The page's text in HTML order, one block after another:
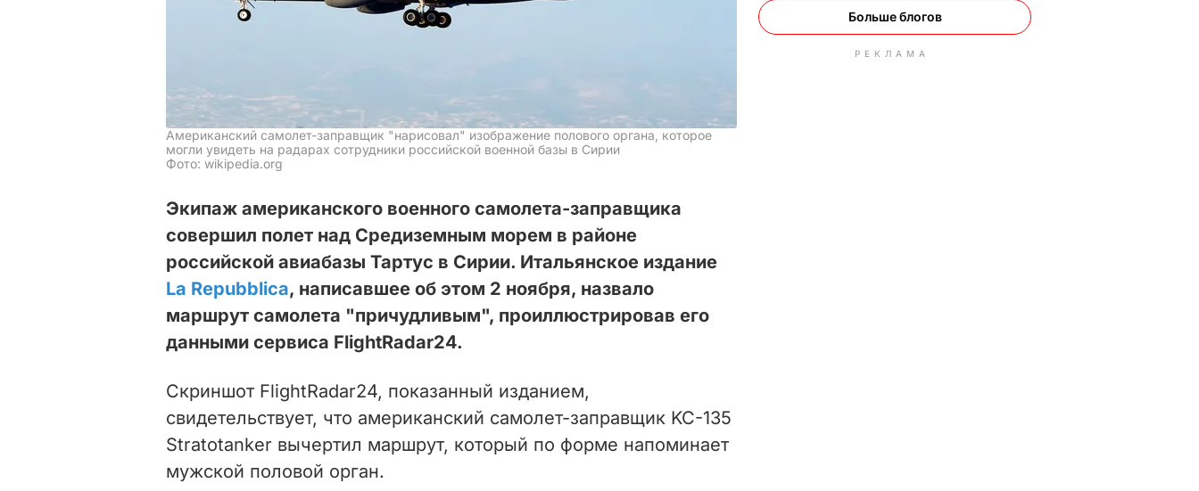
Американский самолет-заправщик "нарисовал" изображение полового органа, которое
могли увидеть на радарах сотрудники российской военной базы в Сирии
Фото: wikipedia.org
Экипаж американского военного самолета-заправщика
совершил полет над Средиземным морем в районе
российской авиабазы Тартус в Сирии. Итальянское издание
La Repubblica, написавшее об этом 2 ноября, назвало
маршрут самолета "причудливым", проиллюстрировав его
данными сервиса FlightRadar24.
Скриншот FlightRadar24, показанный изданием,
свидетельствует, что американский самолет-заправщик KC-135
Stratotanker вычертил маршрут, который по форме напоминает
мужской половой орган.
Больше блогов
РЕКЛАМА